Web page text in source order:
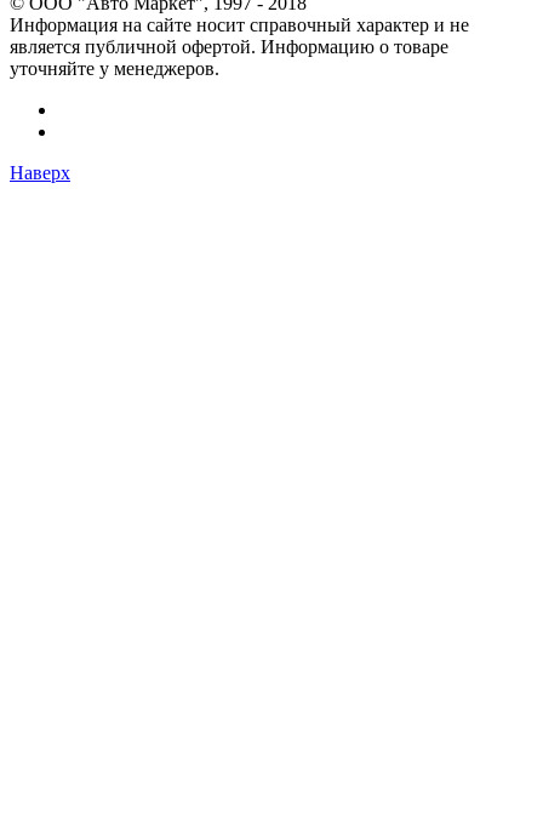
Информация на сайте носит справочный характер и не
является публичной офертой. Информацию о товаре
уточняйте у менеджеров.
Наверх